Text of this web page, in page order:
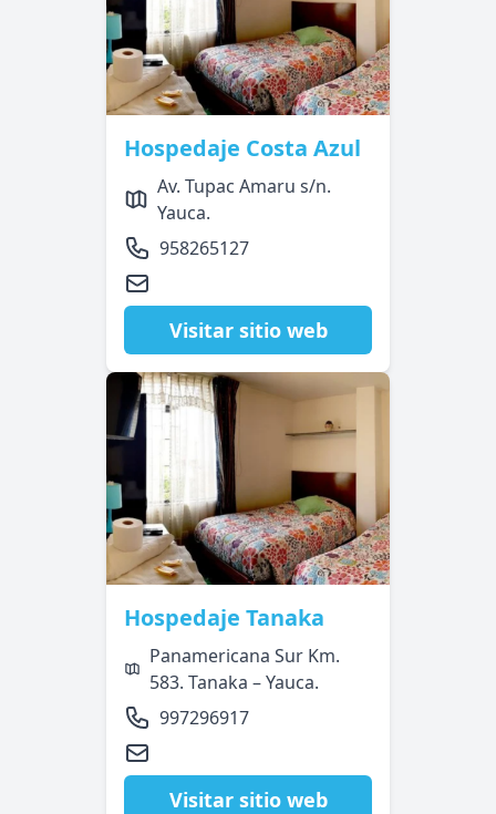
Hospedaje Costa Azul
Av. Tupac Amaru s/n.
Yauca.
958265127
Visitar sitio web
Hospedaje Tanaka
Panamericana Sur Km.
583. Tanaka – Yauca.
997296917
Visitar sitio web